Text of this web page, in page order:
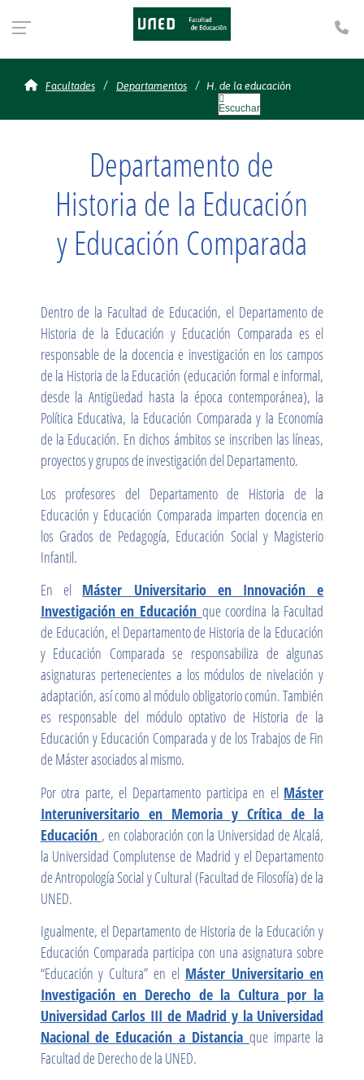
Historia de la educación
Facultades Departamentos H. de la educación
Escuchar
Departamento de
Historia de la Educación
y Educación Comparada
Dentro de la Facultad de Educación, el Departamento de
Historia de la Educación y Educación Comparada es el
responsable de la docencia e investigación en los campos
de la Historia de la Educación (educación formal e informal,
desde la Antigüedad hasta la época contemporánea), la
Política Educativa, la Educación Comparada y la Economía
de la Educación. En dichos ámbitos se inscriben las líneas,
proyectos y grupos de investigación del Departamento.
Los profesores del Departamento de Historia de la
Educación y Educación Comparada imparten docencia en
los Grados de Pedagogía, Educación Social y Magisterio
Infantil.
En el Máster Universitario en Innovación e
Investigación en Educación que coordina la Facultad
de Educación, el Departamento de Historia de la Educación
y Educación Comparada se responsabiliza de algunas
asignaturas pertenecientes a los módulos de nivelación y
adaptación, así como al módulo obligatorio común. También
es responsable del módulo optativo de Historia de la
Educación y Educación Comparada y de los Trabajos de Fin
de Máster asociados al mismo.
Por otra parte, el Departamento participa en el Máster
Interuniversitario en Memoria y Crítica de la
Educación , en colaboración con la Universidad de Alcalá,
la Universidad Complutense de Madrid y el Departamento
de Antropología Social y Cultural (Facultad de Filosofía) de la
UNED.
Igualmente, el Departamento de Historia de la Educación y
Educación Comparada participa con una asignatura sobre
“Educación y Cultura” en el Máster Universitario en
Investigación en Derecho de la Cultura por la
Universidad Carlos III de Madrid y la Universidad
Nacional de Educación a Distancia que imparte la
Facultad de Derecho de la UNED.